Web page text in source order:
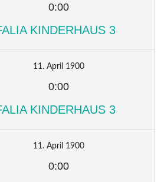
0:00
KINDERHAUS 3
11. April 1900
0:00
KINDERHAUS 3
11. April 1900
0:00